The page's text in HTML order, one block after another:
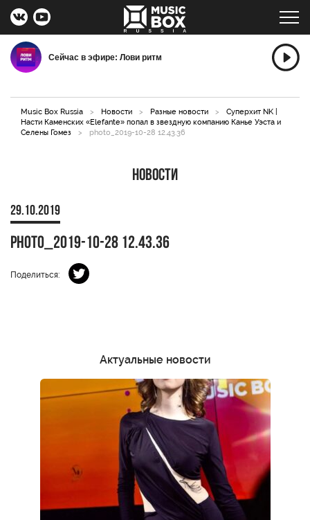
Сейчас в эфире: Лови ритм
Music Box Russia > Новости > Разные новости >
Суперхит NK |
Насти Каменских «Elefante» попал в звездную компанию Канье Уэста и
Селены Гомез
> photo_2019-10-28 12.43.36
Новости
29.10.2019
photo_2019-10-28 12.43.36
Поделиться:
Актуальные новости